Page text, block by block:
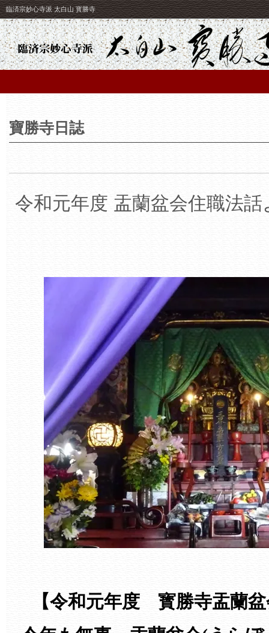
臨済宗妙心寺派 太白山 寳勝寺
寶勝寺日誌
令和元年度 盂蘭盆会住職法話
【令和元年度 寳勝寺盂蘭